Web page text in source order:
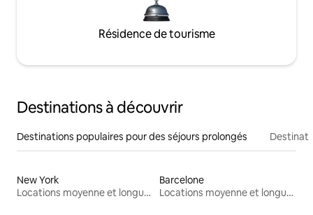
Résidence de tourisme
Destinations à découvrir
Destinations populaires pour des séjours prolongés
New York
Locations moyenne et longue durée
Barcelone
Locations moyenne et longue durée